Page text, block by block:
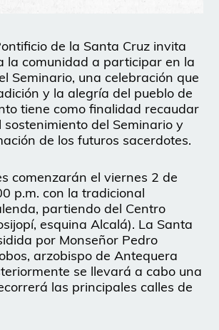
de la Santa Cruz invita
la comunidad a participar en la
Seminario, una celebración que
y la alegría del pueblo de
tiene como finalidad recaudar
del Seminario y
de los futuros sacerdotes.
comenzarán el viernes 2 de
p.m. con la tradicional
partiendo del Centro
esquina Alcalá). La Santa
por Monseñor Pedro
arzobispo de Antequera
se llevará a cabo una
las principales calles de